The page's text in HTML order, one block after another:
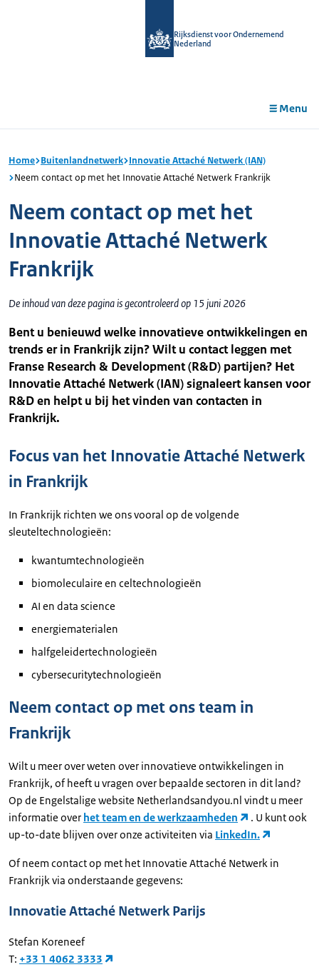
Rijksdienst voor Ondernemend
Nederland
Menu
Home Buitenlandnetwerk Innovatie Attaché Netwerk (IAN)
Neem contact op met het Innovatie Attaché Netwerk Frankrijk
Neem contact op met het
Innovatie Attaché Netwerk
Frankrijk
De inhoud van deze pagina is gecontroleerd op 15 juni 2026
Bent u benieuwd welke innovatieve ontwikkelingen en
trends er in Frankrijk zijn? Wilt u contact leggen met
Franse Research & Development (R&D) partijen? Het
Innovatie Attaché Netwerk (IAN) signaleert kansen voor
R&D en helpt u bij het vinden van contacten in
Frankrijk.
Focus van het Innovatie Attaché Netwerk
in Frankrijk
In Frankrijk richten we ons vooral op de volgende
sleuteltechnologieën:
kwantumtechnologieën
biomoleculaire en celtechnologieën
AI en data science
energiematerialen
halfgeleidertechnologieën
cybersecuritytechnologieën
Neem contact op met ons team in
Frankrijk
Wilt u meer over weten over innovatieve ontwikkelingen in
Frankrijk, of heeft u vragen over bepaalde sectoren in dit land?
Op de Engelstalige website Netherlandsandyou.nl vindt u meer
informatie over het team en de werkzaamheden
. U kunt ook
up-to-date blijven over onze activiteiten via LinkedIn.
Of neem contact op met het Innovatie Attaché Netwerk in
Frankrijk via onderstaande gegevens:
Innovatie Attaché Netwerk Parijs
Stefan Koreneef
T: +33 1 4062 3333